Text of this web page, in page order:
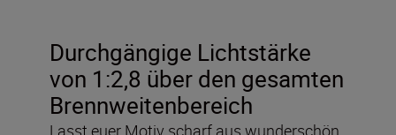
Durchgängige Lichtstärke
von 1:2,8 über den gesamten
Brennweitenbereich
Lasst euer Motiv scharf aus wunderschön